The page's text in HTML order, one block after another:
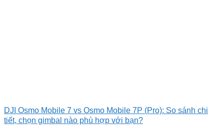
DJI Osmo Mobile 7 vs Osmo Mobile 7P (Pro): So sánh chi
tiết, chọn gimbal nào phù hợp với bạn?